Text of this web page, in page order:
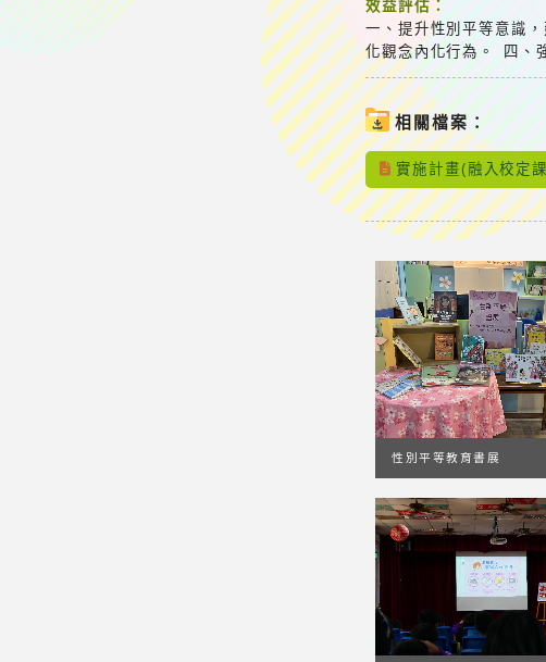
效益評估：
一、提升性別平等意識
化觀念內化行為。 四、
相關檔案：
實施計畫(融入校定
性別平等教育書展